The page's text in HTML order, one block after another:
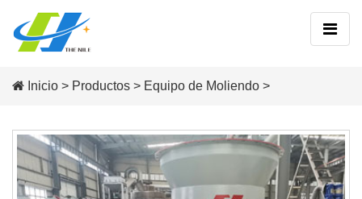
Inicio > Productos > Equipo de Moliendo >